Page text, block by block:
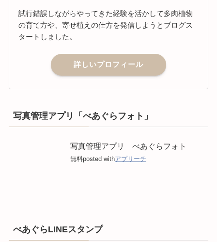
試行錯誤しながらやってきた経験を活かして多肉植物
の育て方や、寄せ植えの仕方を発信しようとブログス
タートしました。
詳しいプロフィール
写真管理アプリ「べあぐらフォト」
写真管理アプリ べあぐらフォト
無料posted withアプリーチ
べあぐらLINEスタンプ